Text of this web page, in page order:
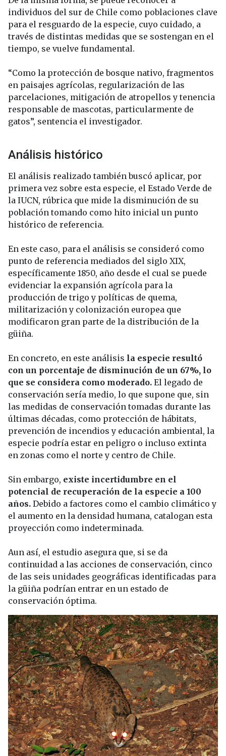
individuos del sur de Chile como poblaciones clave
para el resguardo de la especie, cuyo cuidado, a
través de distintas medidas que se sostengan en el
tiempo, se vuelve fundamental.
“Como la protección de bosque nativo, fragmentos
en paisajes agrícolas, regularización de las
parcelaciones, mitigación de atropellos y tenencia
responsable de mascotas, particularmente de
gatos”, sentencia el investigador.
Análisis histórico
El análisis realizado también buscó aplicar, por
primera vez sobre esta especie, el Estado Verde de
la IUCN, rúbrica que mide la disminución de su
población tomando como hito inicial un punto
histórico de referencia.
En este caso, para el análisis se consideró como
punto de referencia mediados del siglo XIX,
específicamente 1850, año desde el cual se puede
evidenciar la expansión agrícola para la
producción de trigo y políticas de quema,
militarización y colonización europea que
modificaron gran parte de la distribución de la
güiña.
En concreto, en este análisis la especie resultó
con un porcentaje de disminución de un 67%, lo
que se considera como moderado. El legado de
conservación sería medio, lo que supone que, sin
las medidas de conservación tomadas durante las
últimas décadas, como protección de hábitats,
prevención de incendios y educación ambiental, la
especie podría estar en peligro o incluso extinta
en zonas como el norte y centro de Chile.
Sin embargo, existe incertidumbre en el
potencial de recuperación de la especie a 100
años. Debido a factores como el cambio climático y
el aumento en la densidad humana, catalogan esta
proyección como indeterminada.
Aun así, el estudio asegura que, si se da
continuidad a las acciones de conservación, cinco
de las seis unidades geográficas identificadas para
la güiña podrían entrar en un estado de
conservación óptima.